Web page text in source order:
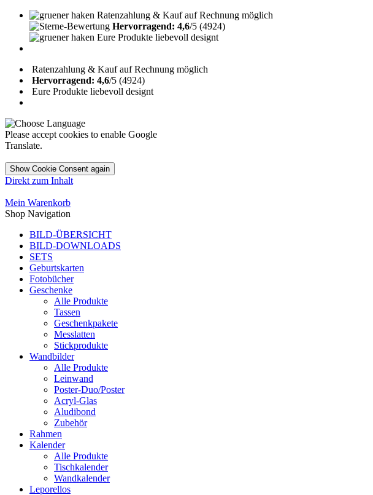
Ratenzahlung & Kauf auf Rechnung möglich
Hervorragend: 4,6/5 (4924)
Eure Produkte liebevoll designt
Ratenzahlung & Kauf auf Rechnung möglich
Hervorragend: 4,6/5 (4924)
Eure Produkte liebevoll designt
Please accept cookies to enable Google
Translate.
Show Cookie Consent again
Direkt zum Inhalt
Mein Warenkorb
Shop Navigation
BILD-ÜBERSICHT
BILD-DOWNLOADS
SETS
Geburtskarten
Fotobücher
Geschenke
Alle Produkte
Tassen
Geschenkpakete
Messlatten
Stickprodukte
Wandbilder
Alle Produkte
Leinwand
Poster-Duo/Poster
Acryl-Glas
Aludibond
Zubehör
Rahmen
Kalender
Alle Produkte
Tischkalender
Wandkalender
Leporellos